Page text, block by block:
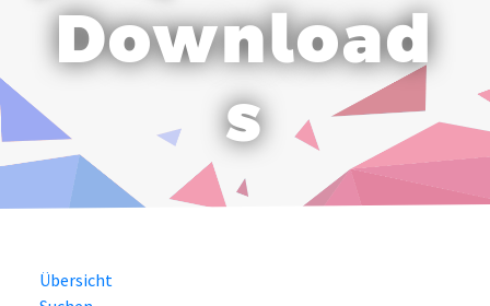
Download
s
Übersicht